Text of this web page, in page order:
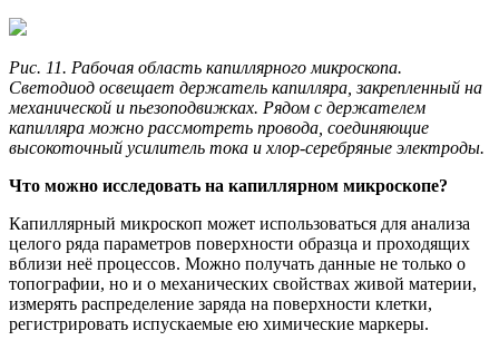
Рис. 11. Рабочая область капиллярного микроскопа.
Светодиод освещает держатель капилляра, закрепленный на
механической и пьезоподвижках. Рядом с держателем
капилляра можно рассмотреть провода, соединяющие
высокоточный усилитель тока и хлор-серебряные электроды.
Что можно исследовать на капиллярном микроскопе?
Капиллярный микроскоп может использоваться для анализа
целого ряда параметров поверхности образца и проходящих
вблизи неё процессов. Можно получать данные не только о
топографии, но и о механических свойствах живой материи,
измерять распределение заряда на поверхности клетки,
регистрировать испускаемые ею химические маркеры.